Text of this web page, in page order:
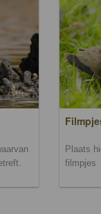
Plaats
filmpjes